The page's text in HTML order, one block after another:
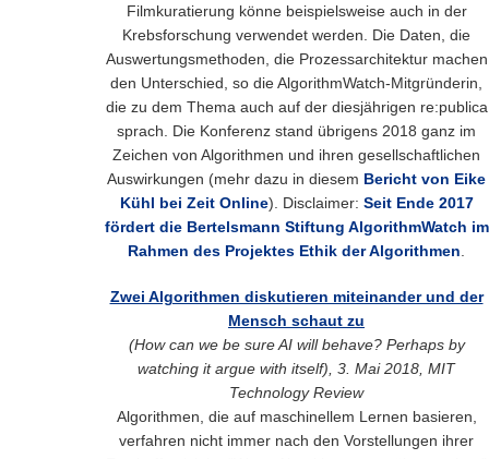
Filmkuratierung könne beispielsweise auch in der
Krebsforschung verwendet werden. Die Daten, die
Auswertungsmethoden, die Prozessarchitektur machen
den Unterschied, so die AlgorithmWatch-Mitgründerin,
die zu dem Thema auch auf der diesjährigen re:publica
sprach. Die Konferenz stand übrigens 2018 ganz im
Zeichen von Algorithmen und ihren gesellschaftlichen
Auswirkungen (mehr dazu in diesem Bericht von Eike
Kühl bei Zeit Online). Disclaimer: Seit Ende 2017
fördert die Bertelsmann Stiftung AlgorithmWatch im
Rahmen des Projektes Ethik der Algorithmen
Zwei Algorithmen diskutieren miteinander und der
Mensch schaut zu
(How can we be sure AI will behave? Perhaps by
watching it argue with itself), 3. Mai 2018, MIT
Technology Review
Algorithmen, die auf maschinellem Lernen basieren,
verfahren nicht immer nach den Vorstellungen ihrer